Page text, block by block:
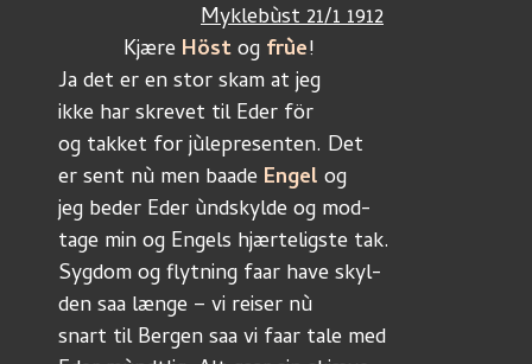
Myklebùst 21/1 1912
           Kjære
Höst og frùe!
Ja det er en stor skam at jeg
ikke har skrevet til Eder för
og takket for jùlepresenten. Det
er sent nù men baade Engel og
jeg beder Eder ùndskylde og mod-
tage min og Engels hjærteligste tak.
Sygdom og flytning faar have skyl-
den saa længe – vi reiser nù
snart til Bergen saa vi faar tale med